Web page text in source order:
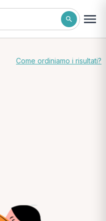
Come ordiniamo i risultati?